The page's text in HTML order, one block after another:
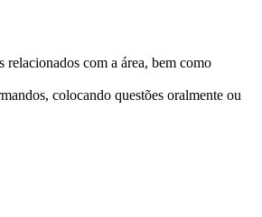
relacionados com a área, bem como
colocando questões oralmente ou